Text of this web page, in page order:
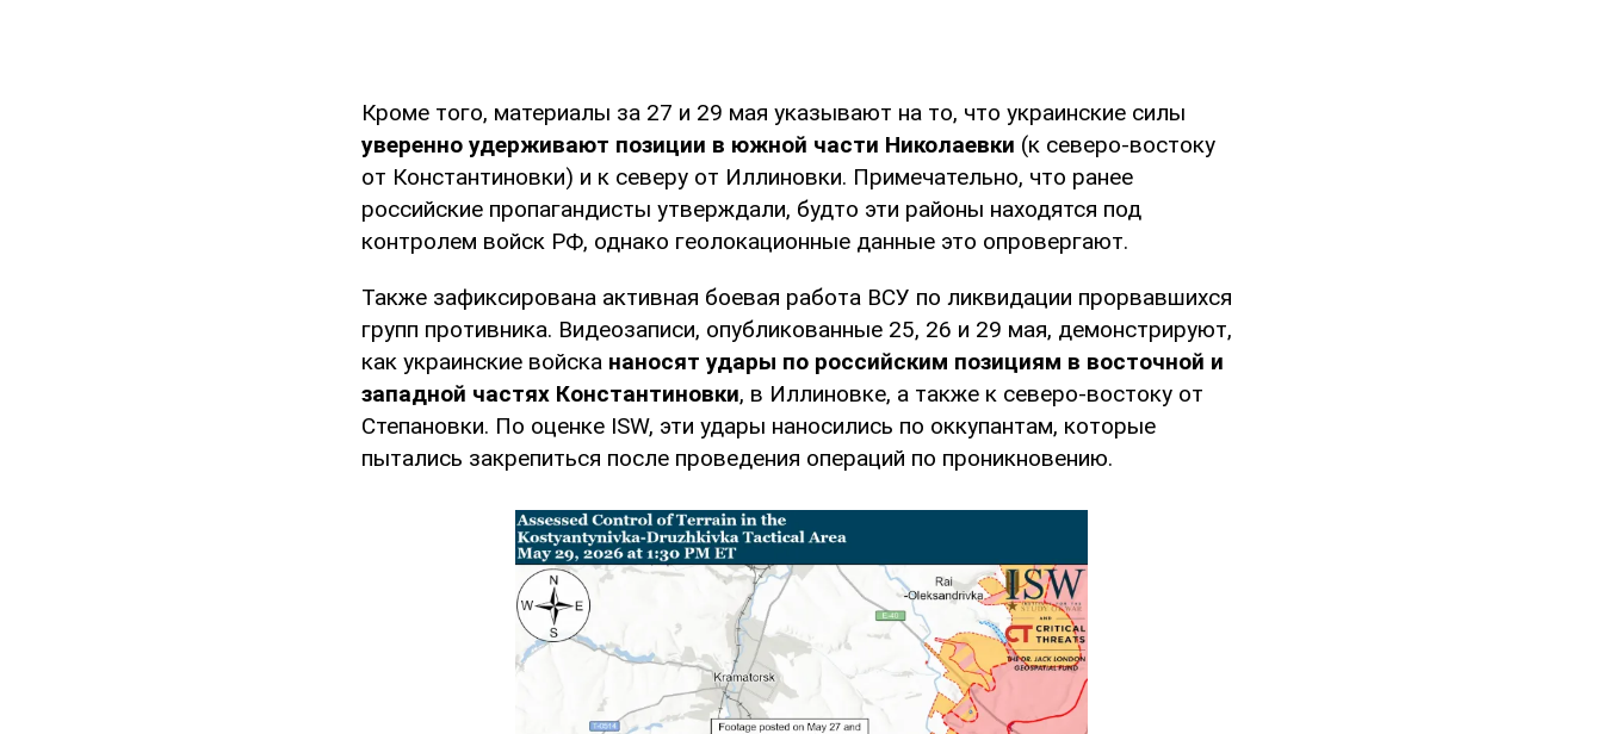
Кроме того, материалы за 27 и 29 мая указывают на то, что украинские силы
уверенно удерживают позиции в южной части Николаевки (к северо-востоку
от Константиновки) и к северу от Иллиновки. Примечательно, что ранее
российские пропагандисты утверждали, будто эти районы находятся под
контролем войск РФ, однако геолокационные данные это опровергают.
Также зафиксирована активная боевая работа ВСУ по ликвидации прорвавшихся
групп противника. Видеозаписи, опубликованные 25, 26 и 29 мая, демонстрируют,
как украинские войска наносят удары по российским позициям в восточной и
западной частях Константиновки, в Иллиновке, а также к северо-востоку от
Степановки. По оценке ISW, эти удары наносились по оккупантам, которые
пытались закрепиться после проведения операций по проникновению.